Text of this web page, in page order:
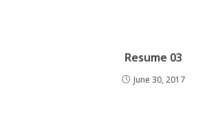
Resume 03
June 30, 2017